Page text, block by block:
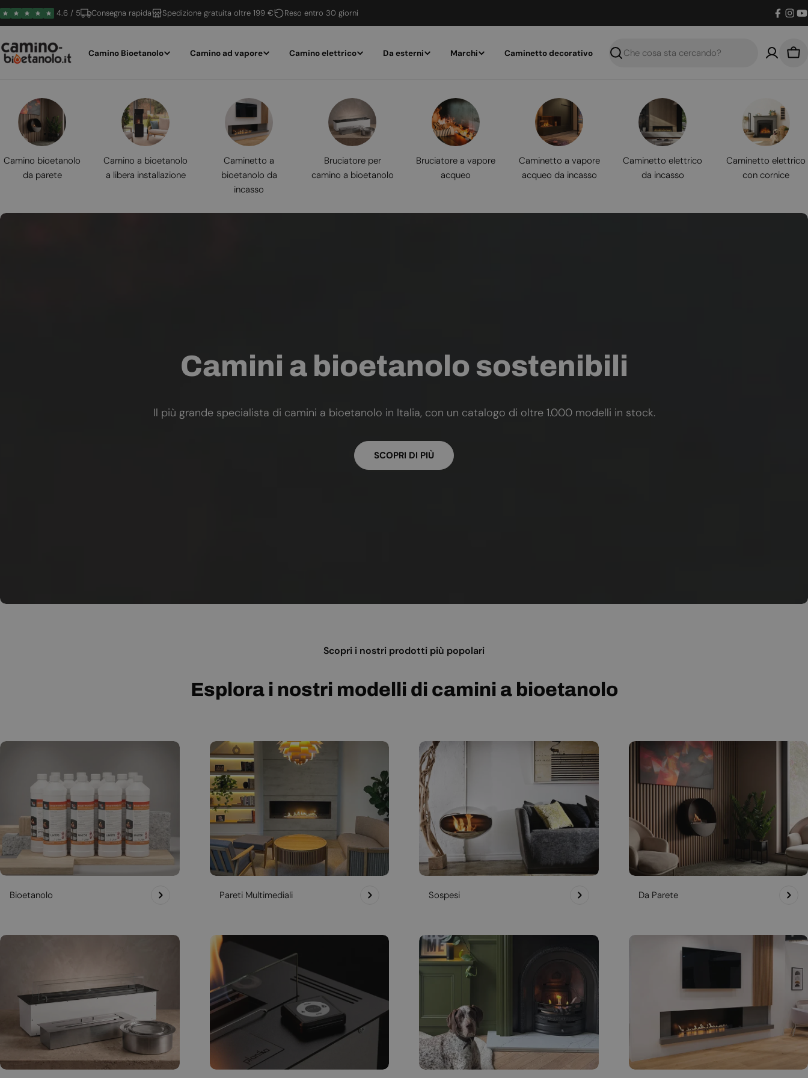
Vai
al
4.6 / 5 Consegna rapida Spedizione gratuita oltre 199 € Reso entro 30 giorni
Camino Bioetanolo Camino ad vapore Camino elettrico Da esterni Marchi Caminetto decorativo
Ricerca
Camino bioetanolo
da parete
Camino a bioetanolo
a libera installazione
Caminetto a
bioetanolo da
incasso
Bruciatore per
camino a bioetanolo
Bruciatore a vapore
acqueo
Caminetto a vapore
acqueo da incasso
Caminetto elettrico
da incasso
Caminetto elettrico
con cornice
Camini a bioetanolo sostenibili
Il più grande specialista di camini a bioetanolo in Italia, con un catalogo di oltre 1.000 modelli in stock.
SCOPRI DI PIÙ
Scopri i nostri prodotti più popolari
Esplora i nostri modelli di camini a bioetanolo
Bioetanolo Pareti Multimediali Sospesi Da Parete